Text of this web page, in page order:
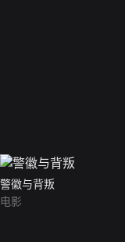
警徽与背叛
电影